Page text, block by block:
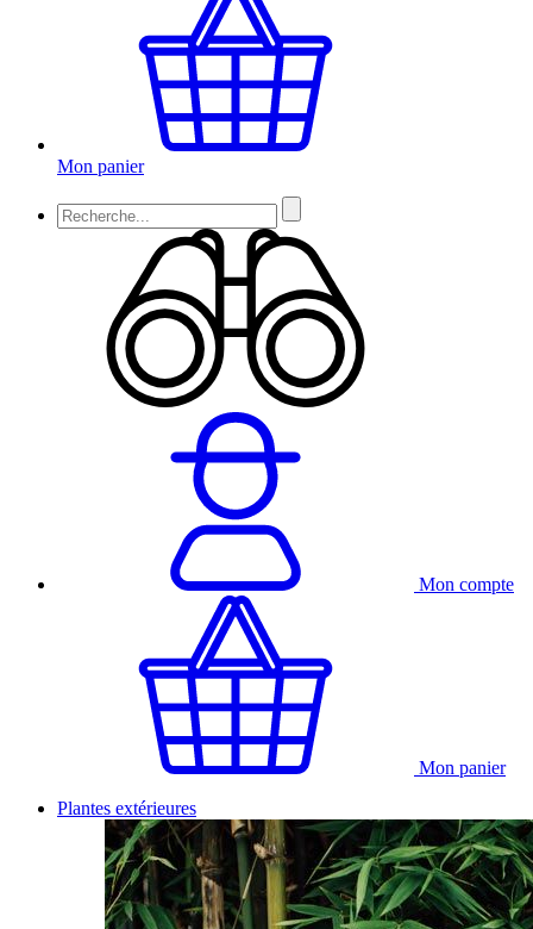
Mon panier
Mon compte
Mon panier
Plantes extérieures